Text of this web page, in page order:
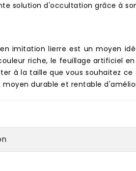
solution d'occultation grâce à
imitation lierre est un moyen
riche, le feuillage artificiel
à la taille que vous souhaitez
durable et rentable